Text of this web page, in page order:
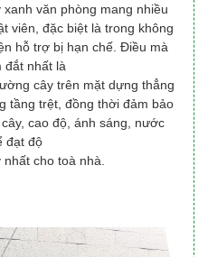
văn phòng mang nhiều
viên, đặc biệt là trong không
hỗ trợ bị hạn chế. Điều mà
đắt nhất là
cây trên mặt dựng thẳng
tầng trệt, đồng thời đảm bảo
cao độ, ánh sáng, nước
đạt độ
mỹ nhất cho toà nhà.